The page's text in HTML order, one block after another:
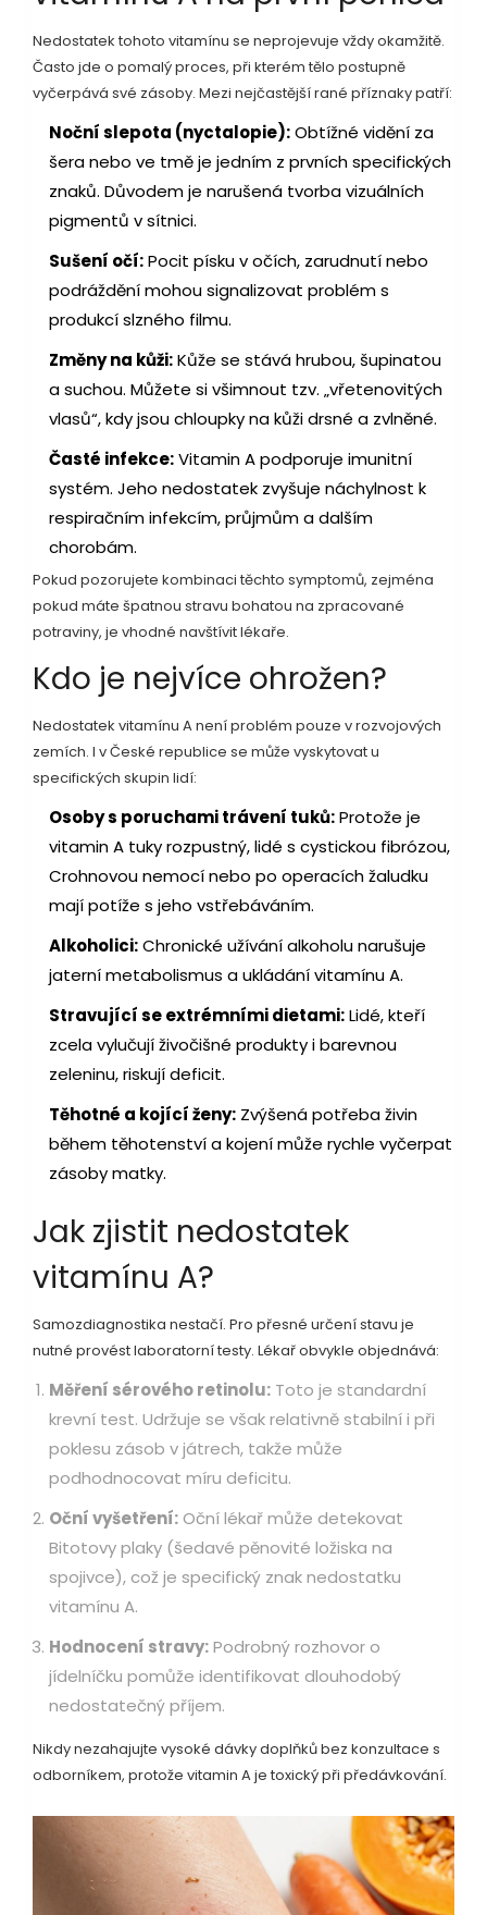
Nedostatek tohoto vitamínu se neprojevuje vždy okamžitě.
Často jde o pomalý proces, při kterém tělo postupně
vyčerpává své zásoby. Mezi nejčastější rané příznaky patří:
Noční slepota (nyctalopie):Obtížné vidění za
šera nebo ve tmě je jedním z prvních specifických
znaků. Důvodem je narušená tvorba vizuálních
pigmentů v sítnici.
Sušení očí:Pocit písku v očích, zarudnutí nebo
podráždění mohou signalizovat problém s
produkcí slzného filmu.
Změny na kůži:Kůže se stává hrubou, šupinatou
a suchou. Můžete si všimnout tzv. „vřetenovitých
vlasů“, kdy jsou chloupky na kůži drsné a zvlněné.
Časté infekce:Vitamin A podporuje imunitní
systém. Jeho nedostatek zvyšuje náchylnost k
respiračním infekcím, průjmům a dalším
chorobám.
Pokud pozorujete kombinaci těchto symptomů, zejména
pokud máte špatnou stravu bohatou na zpracované
potraviny, je vhodné navštívit lékaře.
Kdo je nejvíce ohrožen?
Nedostatek vitamínu A není problém pouze v rozvojových
zemích. I v České republice se může vyskytovat u
specifických skupin lidí:
Osoby s poruchami trávení tuků:Protože je
vitamin A tuky rozpustný, lidé s cystickou fibrózou,
Crohnovou nemocí nebo po operacích žaludku
mají potíže s jeho vstřebáváním.
Alkoholici:Chronické užívání alkoholu narušuje
jaterní metabolismus a ukládání vitamínu A.
Stravující se extrémními dietami:Lidé, kteří
zcela vylučují živočišné produkty i barevnou
zeleninu, riskují deficit.
Těhotné a kojící ženy: Zvýšená potřeba živin
během těhotenství a kojení může rychle vyčerpat
zásoby matky.
Jak zjistit nedostatek
vitamínu A?
Samozdiagnostika nestačí. Pro přesné určení stavu je
nutné provést laboratorní testy. Lékař obvykle objednává:
Měření sérového retinolu: Toto je standardní
krevní test. Udržuje se však relativně stabilní i při
poklesu zásob v játrech, takže může
podhodnocovat míru deficitu.
Oční vyšetření: Oční lékař může detekovat
Bitotovy plaky (šedavé pěnovité ložiska na
spojivce), což je specifický znak nedostatku
vitamínu A.
Hodnocení stravy:Podrobný rozhovor o
jídelníčku pomůže identifikovat dlouhodobý
nedostatečný příjem.
Nikdy nezahajujte vysoké dávky doplňků bez konzultace s
odborníkem, protože vitamin A je toxický při předávkování.